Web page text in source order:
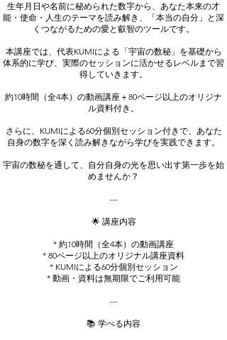
生年月日や名前に秘められた数字から、あなた本来の才
能・使命・人生のテーマを読み解き、「本当の自分」と深
くつながるための愛と叡智のツールです。
本講座では、代表KUMIによる「宇宙の数秘」を基礎から
体系的に学び、実際のセッションに活かせるレベルまで習
得していきます。
約10時間（全4本）の動画講座＋80ページ以上のオリジナ
ル資料付き。
さらに、KUMIによる60分個別セッション付きで、あなた
自身の数字を深く読み解きながら学びを実践できます。
宇宙の数秘を通して、自分自身の光を思い出す第一歩を始
めませんか？
---
🌟 講座内容
* 約10時間（全4本）の動画講座
* 80ページ以上のオリジナル講座資料
* KUMIによる60分個別セッション
* 動画・資料は無期限でご利用可能
---
📚 学べる内容